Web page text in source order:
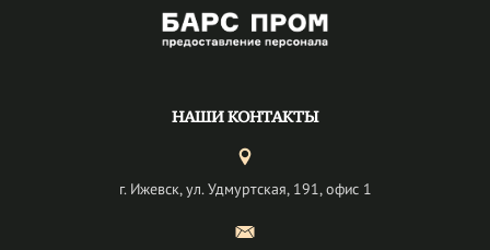
НАШИ КОНТАКТЫ
г. Ижевск, ул. Удмуртская, 191, офис 1